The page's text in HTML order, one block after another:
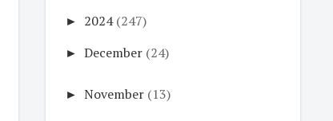
► 2024 (247)
► December (24)
► November (13)